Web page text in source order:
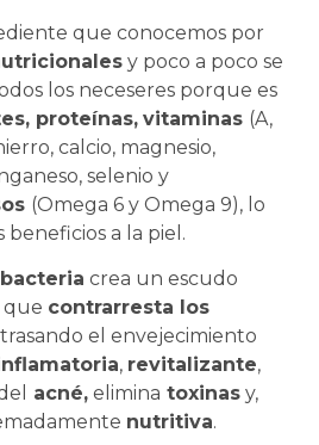
que conocemos por
y poco a poco se
los neceseres porque es
proteínas, vitaminas (A,
calcio, magnesio,
selenio y
(Omega 6 y Omega 9), lo
a la piel.
crea un escudo
que contrarresta los
el envejecimiento
, revitalizante,
acné, elimina toxinas y,
nutritiva.